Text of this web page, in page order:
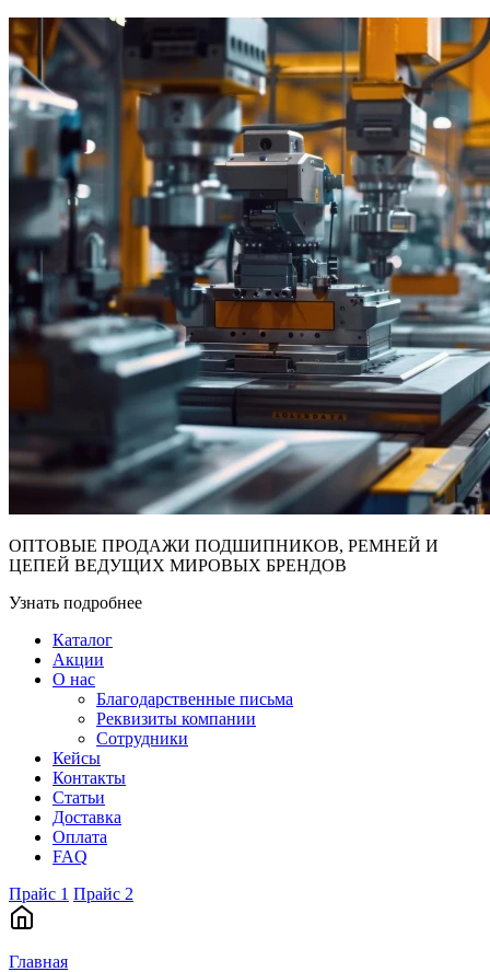
ОПТОВЫЕ ПРОДАЖИ ПОДШИПНИКОВ, РЕМНЕЙ И
ЦЕПЕЙ ВЕДУЩИХ МИРОВЫХ БРЕНДОВ
Узнать подробнее
Каталог
Акции
О нас
Благодарственные письма
Реквизиты компании
Сотрудники
Кейсы
Контакты
Статьи
Доставка
Оплата
FAQ
Прайс 1 Прайс 2
Главная